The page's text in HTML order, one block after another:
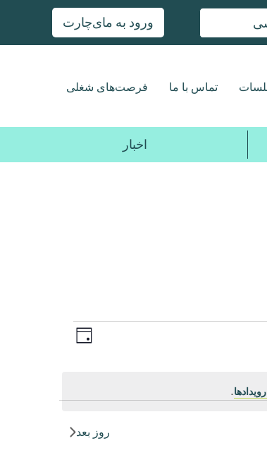
ورود به مای‌چارت
تماس با ما فرصت‌های شغلی
اخبار
.
ناوبری
رویداد
روز
روز بعد